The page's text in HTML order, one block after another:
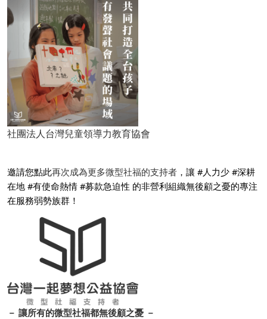
社團法人台灣兒童領導力教育協會
邀請您點此再次成為更多微型社福的支持者 ，讓 #人力少 #深耕
在地 #有使命熱情 #募款急迫性 的非營利組織無後顧之憂的專注
在服務弱勢族群！
－ 讓所有的微型社福都無後顧之憂 －